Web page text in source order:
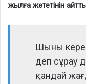
жылға жететінін
Шыны
деп сұрау
қандай